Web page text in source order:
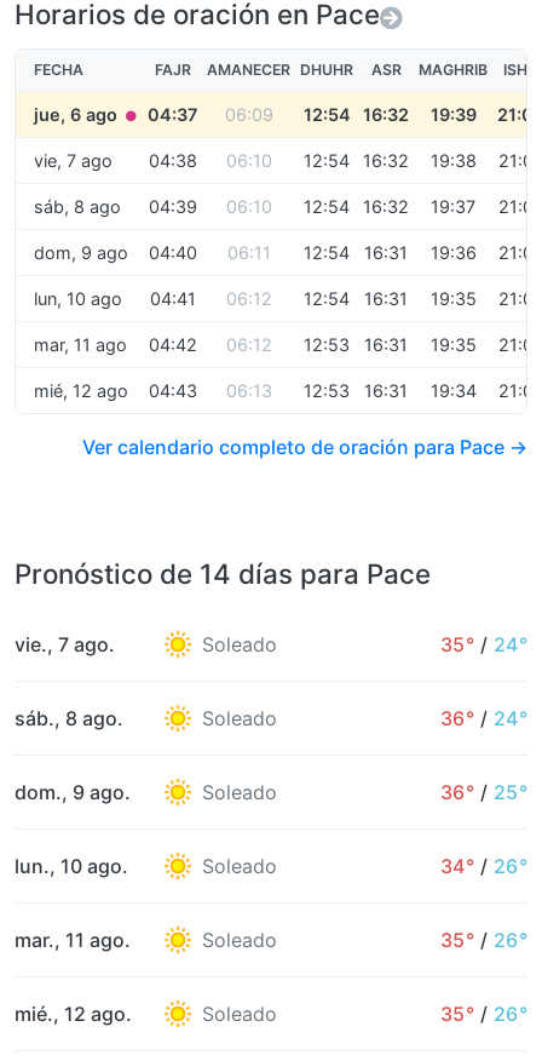
Horarios de oración en Pace
FECHA FAJR AMANECER DHUHR ASR MAGHRIB ISHA
jue, 6 ago ● 04:37 06:09 12:54 16:32 19:39
vie, 7 ago 04:38 06:10 12:54 16:32 19:38
sáb, 8 ago 04:39 06:10 12:54 16:32 19:37 21:07
dom, 9 ago 04:40 06:11 12:54 16:31 19:36
lun, 10 ago 04:41 06:12 12:54 16:31 19:35
mar, 11 ago 04:42 06:12 12:53 16:31 19:35
mié, 12 ago 04:43 06:13 12:53 16:31 19:34
Ver calendario completo de oración para Pace →
Pronóstico de 14 días para Pace
vie., 7 ago. Soleado 35° / 24°
sáb., 8 ago. Soleado 36° / 24°
dom., 9 ago. Soleado 36° / 25°
lun., 10 ago. Soleado 34° / 26°
mar., 11 ago. Soleado 35° / 26°
mié., 12 ago. Soleado 35° / 26°